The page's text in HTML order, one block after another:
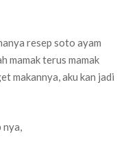
resep soto ayam
mamak terus mamak
makannya, aku kan jadi
nya,